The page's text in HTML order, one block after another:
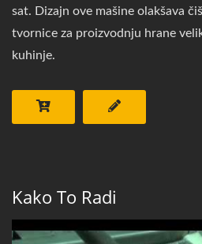
sat. Dizajn ove mašine olakšava
tvornice za proizvodnju hrane
kuhinje.
Kako To Radi